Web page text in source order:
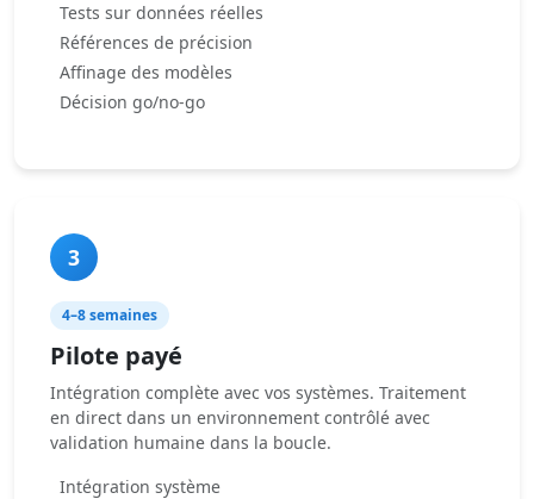
Tests sur données réelles
Références de précision
Affinage des modèles
Décision go/no-go
3
4–8 semaines
Pilote payé
Intégration complète avec vos systèmes. Traitement
en direct dans un environnement contrôlé avec
validation humaine dans la boucle.
Intégration système